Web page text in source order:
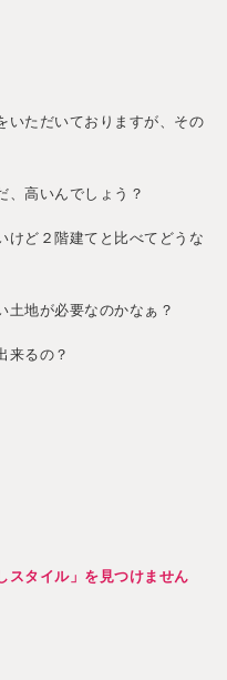
いただいておりますが、その
いんでしょう？
２階建てと比べてどうな
が必要なのかなぁ？
るの？
スタイル」を 見つけません